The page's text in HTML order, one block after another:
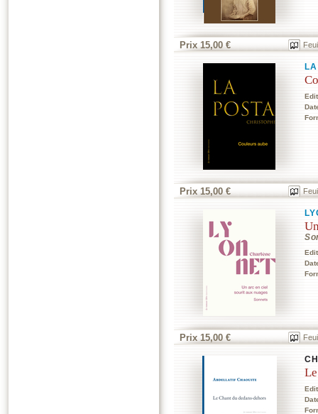
Prix 15,00 €
Prix 15,00 €
Prix 15,00 €